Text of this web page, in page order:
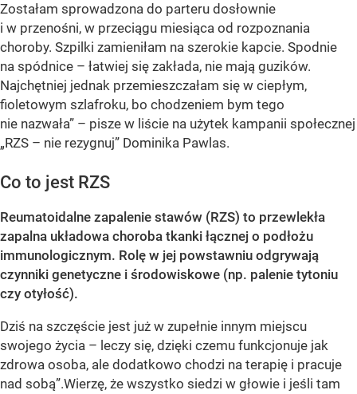
Zostałam sprowadzona do parteru dosłownie
i w przenośni, w przeciągu miesiąca od rozpoznania
choroby. Szpilki zamieniłam na szerokie kapcie. Spodnie
na spódnice – łatwiej się zakłada, nie mają guzików.
Najchętniej jednak przemieszczałam się w ciepłym,
fioletowym szlafroku, bo chodzeniem bym tego
nie nazwała” – pisze w liście na użytek kampanii społecznej
„RZS – nie rezygnuj” Dominika Pawlas.
Co to jest RZS
Reumatoidalne zapalenie stawów (RZS) to przewlekła
zapalna układowa choroba tkanki łącznej o podłożu
immunologicznym. Rolę w jej powstawniu odgrywają
czynniki genetyczne i środowiskowe (np. palenie tytoniu
czy otyłość).
Dziś na szczęście jest już w zupełnie innym miejscu
swojego życia – leczy się, dzięki czemu funkcjonuje jak
zdrowa osoba, ale dodatkowo chodzi na terapię i pracuje
nad sobą”.Wierzę, że wszystko siedzi w głowie i jeśli tam